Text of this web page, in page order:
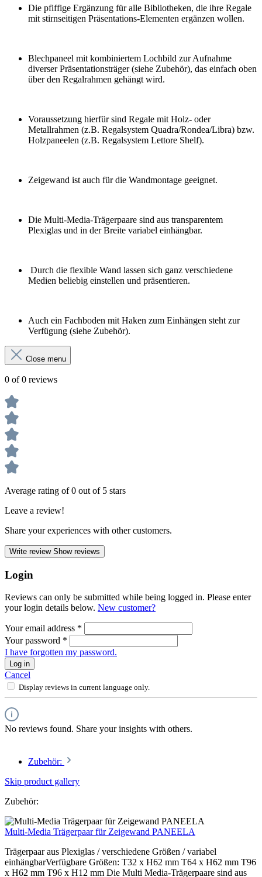
Die pfiffige Ergänzung für alle Bibliotheken, die ihre Regale
mit stirnseitigen Präsentations-Elementen ergänzen wollen.
Blechpaneel mit kombiniertem Lochbild zur Aufnahme
diverser Präsentationsträger (siehe Zubehör), das einfach oben
über den Regalrahmen gehängt wird.
Voraussetzung hierfür sind Regale mit Holz- oder
Metallrahmen (z.B. Regalsystem Quadra/Rondea/Libra) bzw.
Holzpaneelen (z.B. Regalsystem Lettore Shelf).
Zeigewand ist auch für die Wandmontage geeignet.
Die Multi-Media-Trägerpaare sind aus transparentem
Plexiglas und in der Breite variabel einhängbar.
Durch die flexible Wand lassen sich ganz verschiedene
Medien beliebig einstellen und präsentieren.
Auch ein Fachboden mit Haken zum Einhängen steht zur
Verfügung (siehe Zubehör).
Close menu
0 of 0 reviews
Average rating of 0 out of 5 stars
Leave a review!
Share your experiences with other customers.
Write review Show reviews
Login
Reviews can only be submitted while being logged in. Please enter
your login details below. New customer?
Your email address *
Your password *
I have forgotten my password.
Log in
Cancel
Display reviews in current language only.
No reviews found. Share your insights with others.
Zubehör:
Skip product gallery
Zubehör:
Multi-Media Trägerpaar für Zeigewand PANEELA
Trägerpaar aus Plexiglas / verschiedene Größen / variabel
einhängbarVerfügbare Größen: T32 x H62 mm T64 x H62 mm T96
x H62 mm T96 x H12 mm Die Multi Media-Trägerpaare sind aus